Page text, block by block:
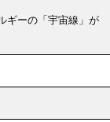
ギーの「宇宙線」が